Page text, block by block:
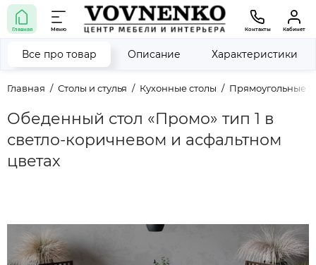
Главная Меню Контакты Кабинет
Главная Столы и стулья Кухонные столы Прямоугольные
Обеденный стол «Промо» тип 1 в
светло-коричневом и асфальтном
цветах
Все про товар Описание Характеристики